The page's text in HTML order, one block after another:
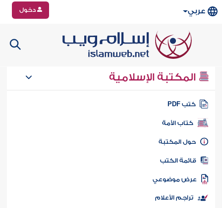
عربي دخول
المكتبة الإسلامية
كتب PDF
كتاب الأمة
المكتبة
الكتب
موضوعي